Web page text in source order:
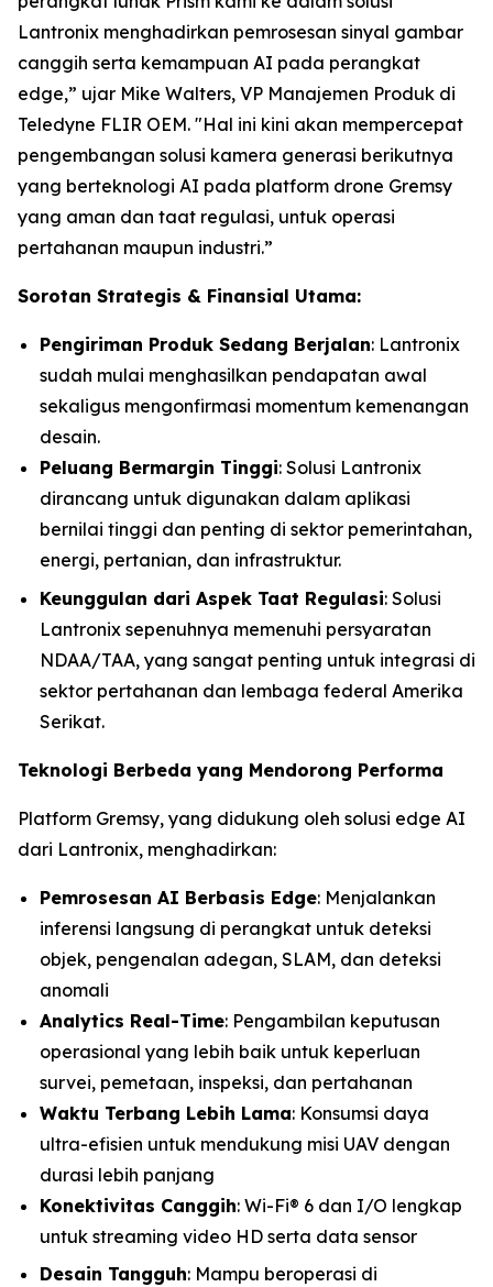
Lantronix menghadirkan pemrosesan sinyal gambar
canggih serta kemampuan AI pada perangkat
edge,” ujar Mike Walters, VP Manajemen Produk di
Teledyne FLIR OEM. "Hal ini kini akan mempercepat
pengembangan solusi kamera generasi berikutnya
yang berteknologi AI pada platform drone Gremsy
yang aman dan taat regulasi, untuk operasi
pertahanan maupun industri.”
Sorotan Strategis & Finansial Utama:
Pengiriman Produk Sedang Berjalan: Lantronix
sudah mulai menghasilkan pendapatan awal
sekaligus mengonfirmasi momentum kemenangan
desain.
Peluang Bermargin Tinggi: Solusi Lantronix
dirancang untuk digunakan dalam aplikasi
bernilai tinggi dan penting di sektor pemerintahan,
energi, pertanian, dan infrastruktur.
Keunggulan dari Aspek Taat Regulasi: Solusi
Lantronix sepenuhnya memenuhi persyaratan
NDAA/TAA, yang sangat penting untuk integrasi di
sektor pertahanan dan lembaga federal Amerika
Serikat.
Teknologi Berbeda yang Mendorong Performa
Platform Gremsy, yang didukung oleh solusi edge AI
dari Lantronix, menghadirkan:
Pemrosesan AI Berbasis Edge: Menjalankan
inferensi langsung di perangkat untuk deteksi
objek, pengenalan adegan, SLAM, dan deteksi
anomali
Analytics Real-Time: Pengambilan keputusan
operasional yang lebih baik untuk keperluan
survei, pemetaan, inspeksi, dan pertahanan
Waktu Terbang Lebih Lama: Konsumsi daya
ultra-efisien untuk mendukung misi UAV dengan
durasi lebih panjang
Konektivitas Canggih: Wi-Fi® 6 dan I/O lengkap
untuk streaming video HD serta data sensor
Desain Tangguh: Mampu beroperasi di